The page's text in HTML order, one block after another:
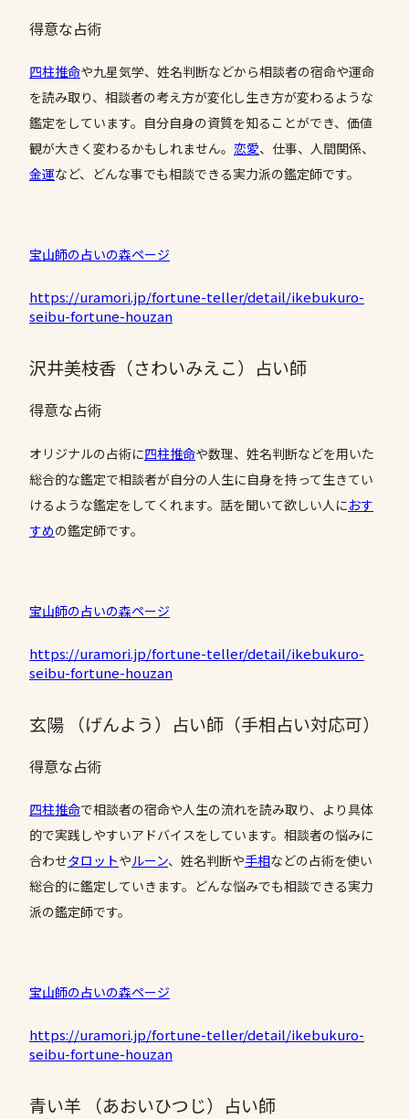
得意な占術
四柱推命や九星気学、姓名判断などから相談者の宿命や運命
を読み取り、相談者の考え方が変化し生き方が変わるような
鑑定をしています。自分自身の資質を知ることができ、価値
観が大きく変わるかもしれません。 恋愛、仕事、人間関係、
金運など、どんな事でも相談できる実力派の鑑定師です。
宝山師の占いの森ページ
https://uramori.jp/fortune-teller/detail/ikebukuro-
seibu-fortune-houzan
沢井美枝香（さわいみえこ）占い師
得意な占術
オリジナルの占術に四柱推命や数理、姓名判断などを用いた
総合的な鑑定で相談者が自分の人生に自身を持って生きてい
けるような鑑定をしてくれます。話を聞いて欲しい人におす
すめの鑑定師です。
宝山師の占いの森ページ
https://uramori.jp/fortune-teller/detail/ikebukuro-
seibu-fortune-houzan
玄陽 （げんよう）占い師（手相占い対応可）
得意な占術
四柱推命で相談者の宿命や人生の流れを読み取り、より具体
的で実践しやすいアドバイスをしています。相談者の悩みに
合わせタロットやルーン、姓名判断や手相などの占術を使い
総合的に鑑定していきます。どんな悩みでも相談できる実力
派の鑑定師です。
宝山師の占いの森ページ
https://uramori.jp/fortune-teller/detail/ikebukuro-
seibu-fortune-houzan
青い羊 （あおいひつじ）占い師